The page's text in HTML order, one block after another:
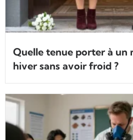
Quelle tenue porter à un
hiver sans avoir froid ?